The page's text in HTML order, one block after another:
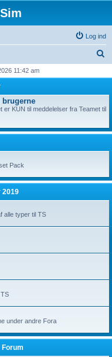
Log ind
11:42 am
brugerne
KUN til meddelelser fra Teamet til
Pack
2019
alle typer til TS
under andre Fora